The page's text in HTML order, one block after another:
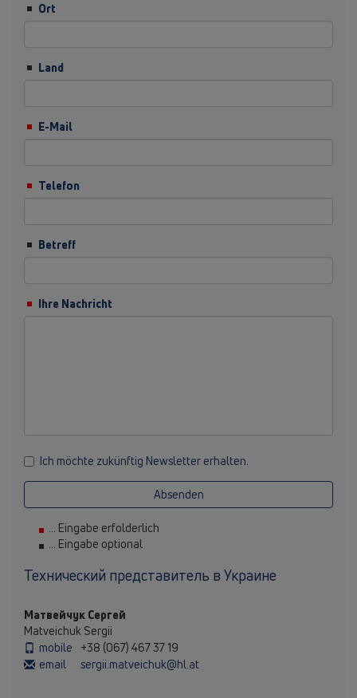
Ort
Land
E-Mail
Telefon
Betreff
Ihre Nachricht
Ich möchte zukünftig Newsletter erhalten.
Absenden
... Eingabe erfolderlich
... Eingabe optional
Технический представитель в Украине
Матвейчук Сергей
Matveichuk Sergii
mobile
+38 (067) 467 37 19
email
sergii.matveichuk@hl.at